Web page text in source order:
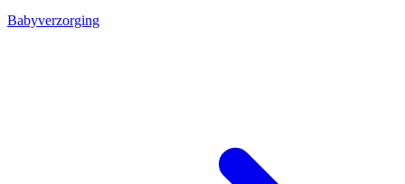
Babyverzorging